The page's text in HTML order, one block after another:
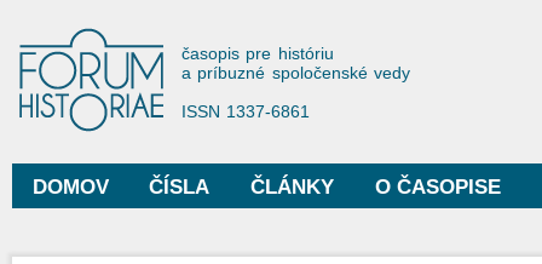
Forum Historiae
časopis pre históriu
a príbuzné spoločenské vedy
ISSN 1337-6861
Hlavné menu
DOMOV ČÍSLA ČLÁNKY O ČASOPISE